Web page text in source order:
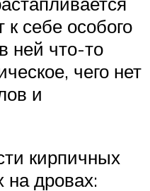
к себе особого
ней что-то
чего нет
и
кирпичных
дровах: